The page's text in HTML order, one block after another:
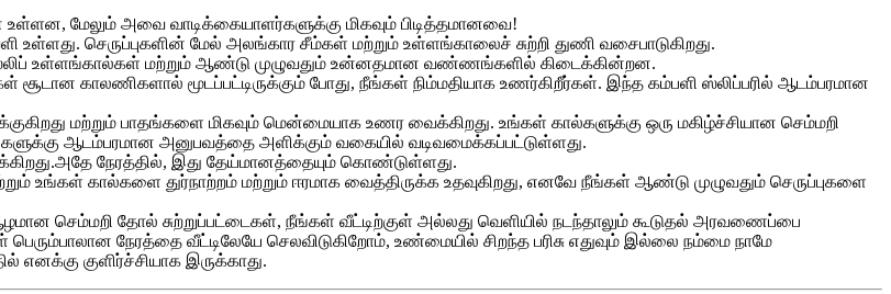
மேலும் அவை வாடிக்கையாளர்களுக்கு மிகவும் பிடித்தமானவை!
உள்ளது. செருப்புகளின் மேல் அலங்கார சீம்கள் மற்றும் உள்ளங்காலைச் சுற்றி துணி வசைபாடுகிறது.
உள்ளங்கால்கள் மற்றும் ஆண்டு முழுவதும் உன்னதமான வண்ணங்களில் கிடைக்கின்றன.
சூடான காலணிகளால் மூடப்பட்டிருக்கும் போது, ​​நீங்கள் நிம்மதியாக உணர்கிறீர்கள். இந்த கம்பளி ஸ்லிப்பரில் ஆடம்பரமான
மற்றும் பாதங்களை மிகவும் மென்மையாக உணர வைக்கிறது. உங்கள் கால்களுக்கு ஒரு மகிழ்ச்சியான செம்மறி
ஆடம்பரமான அனுபவத்தை அளிக்கும் வகையில் வடிவமைக்கப்பட்டுள்ளது.
நேரத்தில், இது தேய்மானத்தையும் கொண்டுள்ளது.
உங்கள் கால்களை துர்நாற்றம் மற்றும் ஈரமாக வைத்திருக்க உதவுகிறது, எனவே நீங்கள் ஆண்டு முழுவதும் செருப்புகளை
செம்மறி தோல் சுற்றுப்பட்டைகள், நீங்கள் வீட்டிற்குள் அல்லது வெளியில் நடந்தாலும் கூடுதல் அரவணைப்பை
நேரத்தை வீட்டிலேயே செலவிடுகிறோம், உண்மையில் சிறந்த பரிசு எதுவும் இல்லை நம்மை நாமே
குளிர்ச்சியாக இருக்காது.